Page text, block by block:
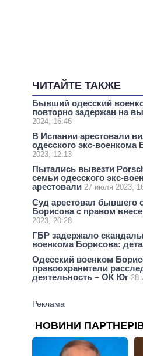
ЧИТАЙТЕ ТАКЖЕ
Бывший одесский
повторно задержан на
2024, 16:46
В Испании арестовали
одесского экс-военкома
2023, 12:13
Пытались вывезти
семьи одесского экс-
арестовали 27 июля 2023,
Суд арестовал бывшего
Борисова с правом
2023, 20:28
ГБР задержало
военкома Борисова:
Одесский военком
правоохранители
деятельность – ОК Юг 28